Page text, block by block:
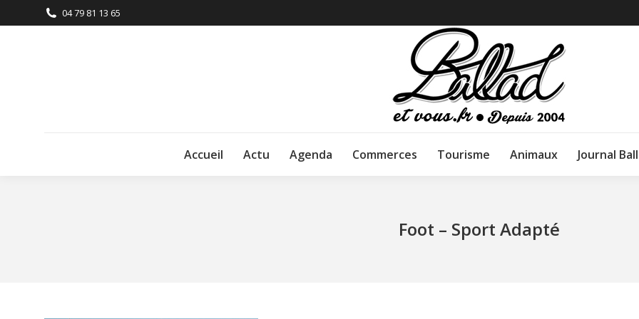
04 79 81 13 65
Accueil Actu Agenda Commerces Tourisme Animaux Journal
Foot – Sport Adapté